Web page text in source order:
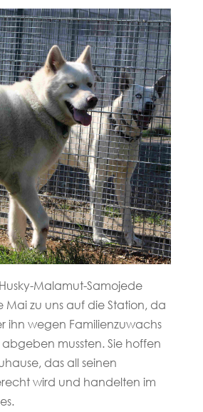
Malamut-Samojede
Mai zu uns auf die Station, da
ihn wegen Familienzuwachs
mussten. Sie hoffen
das all seinen
wird und handelten im